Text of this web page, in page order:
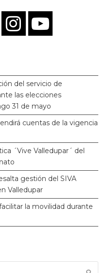
s
t
a
g
r
a
Y
u
t
u
b
e
del servicio de
las elecciones
31 de mayo
cuentas de la vigencia
´Vive Valledupar´ del
gestión del SIVA
Valledupar
la movilidad durante